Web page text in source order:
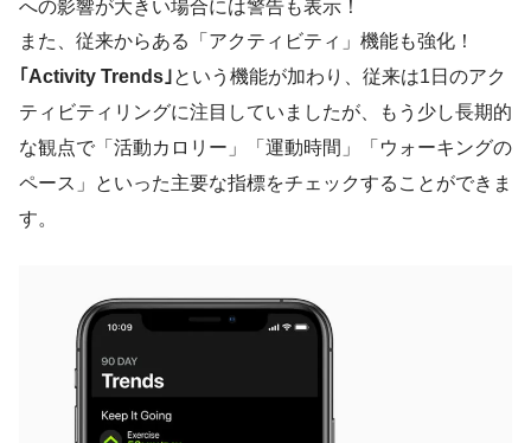
への影響が大きい場合には警告も表示！
また、従来からある「アクティビティ」機能も強化！
｢Activity Trends｣という機能が加わり、従来は1日のアク
ティビティリングに注目していましたが、もう少し長期的
な観点で「活動カロリー」「運動時間」「ウォーキングの
ペース」といった主要な指標をチェックすることができま
す。